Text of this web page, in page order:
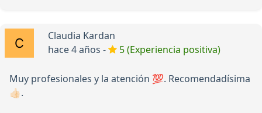
Claudia Kardan
hace 4 años -
5 (Experiencia positiva)
Muy profesionales y la atención 💯. Recomendadísima
👍🏻.